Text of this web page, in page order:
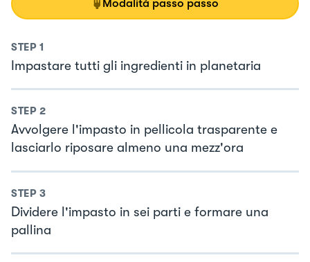
Modalità passo passo
STEP 1
Impastare tutti gli ingredienti in planetaria
STEP 2
Avvolgere l'impasto in pellicola trasparente e
lasciarlo riposare almeno una mezz'ora
STEP 3
Dividere l'impasto in sei parti e formare una
pallina